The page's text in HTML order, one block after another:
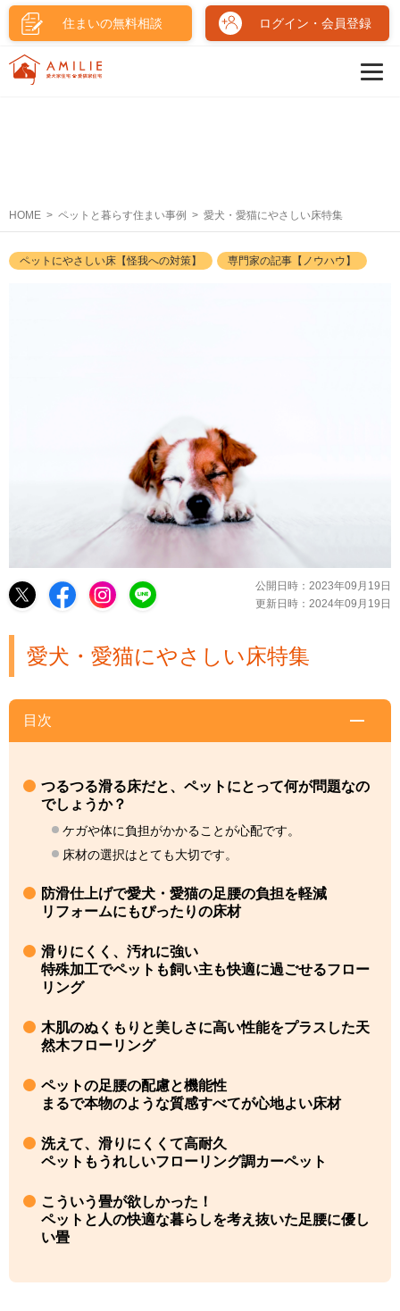
住まいの無料相談 ログイン・会員登録
HOME ペットと暮らす住まい事例 愛犬・愛猫にやさしい床特集
ペットにやさしい床【怪我への対策】 専門家の記事【ノウハウ】
公開日時： 2023年09月19日
更新日時： 2024年09月19日
愛犬・愛猫にやさしい床特集
目次
つるつる滑る床だと、ペットにとって何が問題なの
でしょうか？
ケガや体に負担がかかることが心配です。
床材の選択はとても大切です。
防滑仕上げで愛犬・愛猫の足腰の負担を軽減
リフォームにもぴったりの床材
滑りにくく、汚れに強い
特殊加工でペットも飼い主も快適に過ごせるフロー
リング
木肌のぬくもりと美しさに高い性能をプラスした天
然木フローリング
ペットの足腰の配慮と機能性
まるで本物のような質感すべてが心地よい床材
洗えて、滑りにくくて高耐久
ペットもうれしいフローリング調カーペット
こういう畳が欲しかった！
ペットと人の快適な暮らしを考え抜いた足腰に優し
い畳